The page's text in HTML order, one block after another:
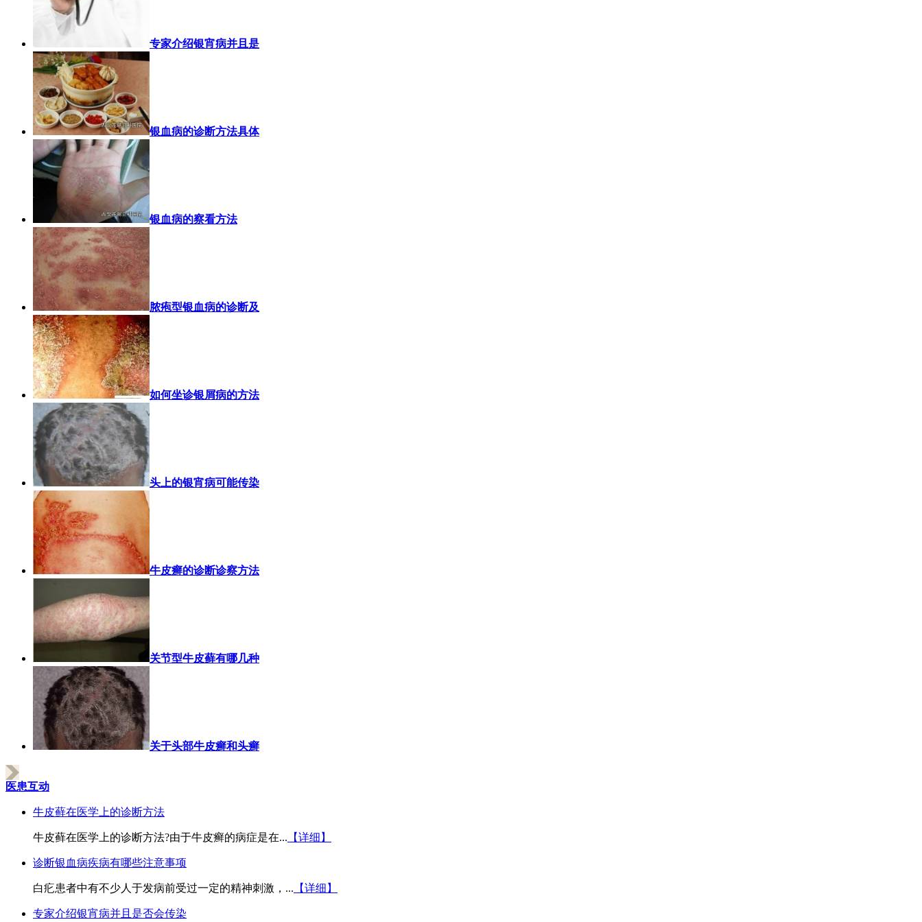
专家介绍银宵病并且是
银血病的诊断方法具体
银血病的察看方法
脓疱型银血病的诊断及
如何坐诊银屑病的方法
头上的银宵病可能传染
牛皮癣的诊断诊察方法
关节型牛皮藓有哪几种
关于头部牛皮癣和头癣
医患互动
牛皮藓在医学上的诊断方法
牛皮藓在医学上的诊断方法?由于牛皮癣的病症是在... 【详细】
诊断银血病疾病有哪些注意事项
白疕患者中有不少人于发病前受过一定的精神刺激，... 【详细】
专家介绍银宵病并且是否会传染